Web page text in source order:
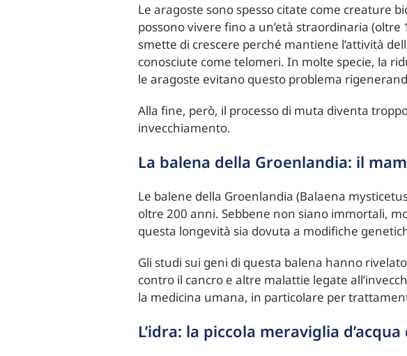
Le aragoste sono spesso citate come creature
possono vivere fino a un’età straordinaria
smette di crescere perché mantiene l’attività
conosciute come telomeri. In molte specie, la
le aragoste evitano questo problema
Alla fine, però, il processo di muta diventa
invecchiamento.
La balena della Groenlandia: il
Le balene della Groenlandia (Balaena
oltre 200 anni. Sebbene non siano immortali,
questa longevità sia dovuta a modifiche
Gli studi sui geni di questa balena hanno
contro il cancro e altre malattie legate
la medicina umana, in particolare per
L’idra: la piccola meraviglia d’acqua